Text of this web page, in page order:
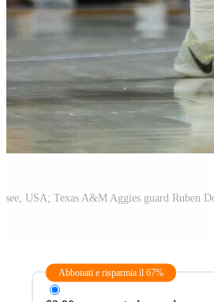
Abbonati e risparmia il 67%